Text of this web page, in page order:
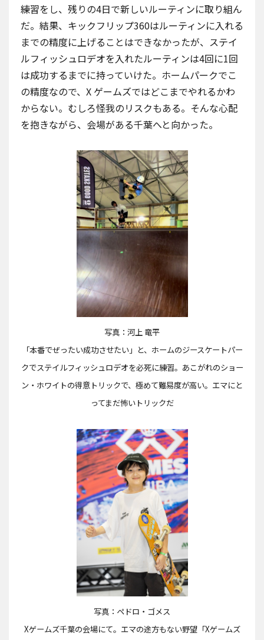
練習をし、残りの4日で新しいルーティンに取り組ん
だ。結果、キックフリップ360はルーティンに入れる
までの精度に上げることはできなかったが、ステイ
ルフィッシュロデオを入れたルーティンは4回に1回
は成功するまでに持っていけた。ホームパークでこ
の精度なので、X ゲームズではどこまでやれるかわ
からない。むしろ怪我のリスクもある。そんな心配
を抱きながら、会場がある千葉へと向かった。
写真：河上 竜平
「本番でぜったい成功させたい」と、ホームのジースケートパー
クでステイルフィッシュロデオを必死に練習。あこがれのショー
ン・ホワイトの得意トリックで、極めて難易度が高い。エマにと
ってまだ怖いトリックだ
写真：ペドロ・ゴメス
Xゲームズ千葉の会場にて。エマの途方もない野望「Xゲームズ